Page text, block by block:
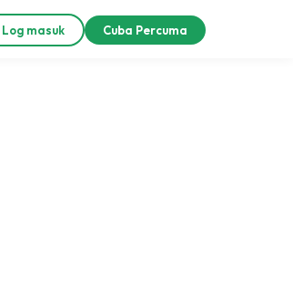
Log masuk Cuba Percuma